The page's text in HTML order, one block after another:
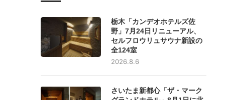
栃木「カンデオホテルズ佐
野」7月24日リニューアル、
セルフロウリュサウナ新設の
全124室
2026.8.6
さいたま新都心「ザ・マーク